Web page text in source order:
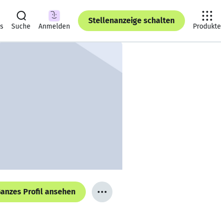
Suche Anmelden
Stellenanzeige schalten
Produkte
Profil ansehen